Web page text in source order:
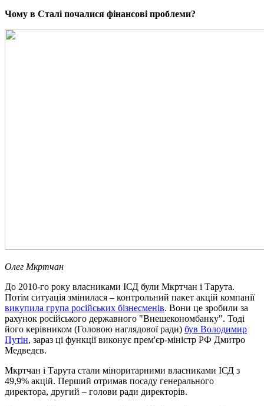
Чому в Сталі почалися фінансові проблеми?
Олег Мкртчан
До 2010-го року власниками ІСД були Мкртчан і Тарута.
Потім ситуація змінилася – контрольний пакет акцій компанії
викупила група російських бізнесменів. Вони це зробили за
рахунок російського державного "Внешекономбанку". Тоді
його керівником (Головою наглядової ради) був Володимир
Путін, зараз ці функції виконує прем'єр-міністр РФ Дмитро
Медведєв.
Мкртчан і Тарута стали міноритарними власниками ІСД з
49,9% акцій. Перший отримав посаду генерального
директора, другий – голови ради директорів.